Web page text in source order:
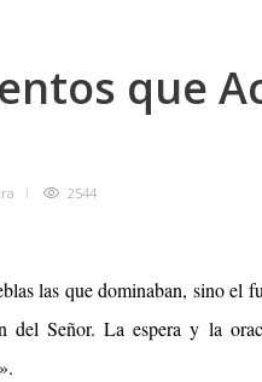
que
2544
las que dominaban, sino el
del Señor. La espera y la